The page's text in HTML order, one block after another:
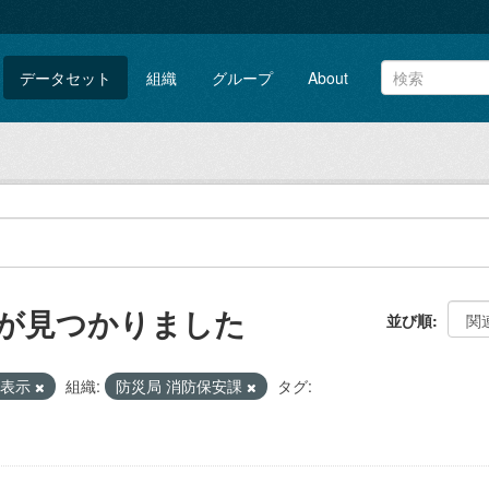
データセット 組織 グループ About
並び順
見つかりました
示 組織: 防災局 消防保安課
タグ: